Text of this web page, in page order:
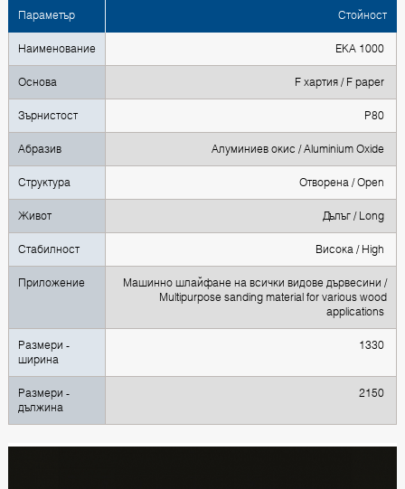
Параметър Стойност
Наименование EKA 1000
Основа F хартия / F paper
Зърнистост P80
Абразив Алуминиев окис / Aluminium Oxide
Структура Oтворена / Open
Живот Дълъг / Long
Стабилност Висока / High
Приложение
Машинно шлайфане на всички видове дървесини /
Multipurpose sanding material for various wood
applications
Размери -
ширина
1330
Размери -
дължина
2150